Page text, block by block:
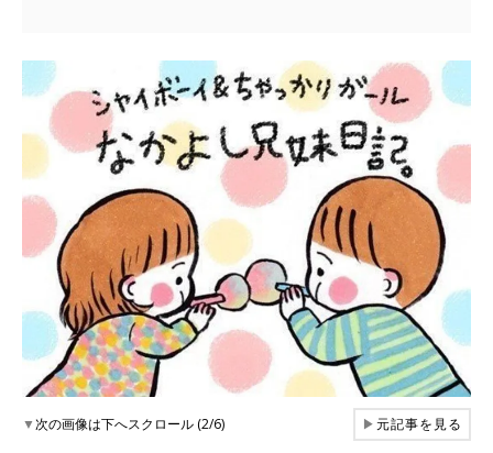
▼次の画像は下へスクロール (2/6) ▶元記事を見る